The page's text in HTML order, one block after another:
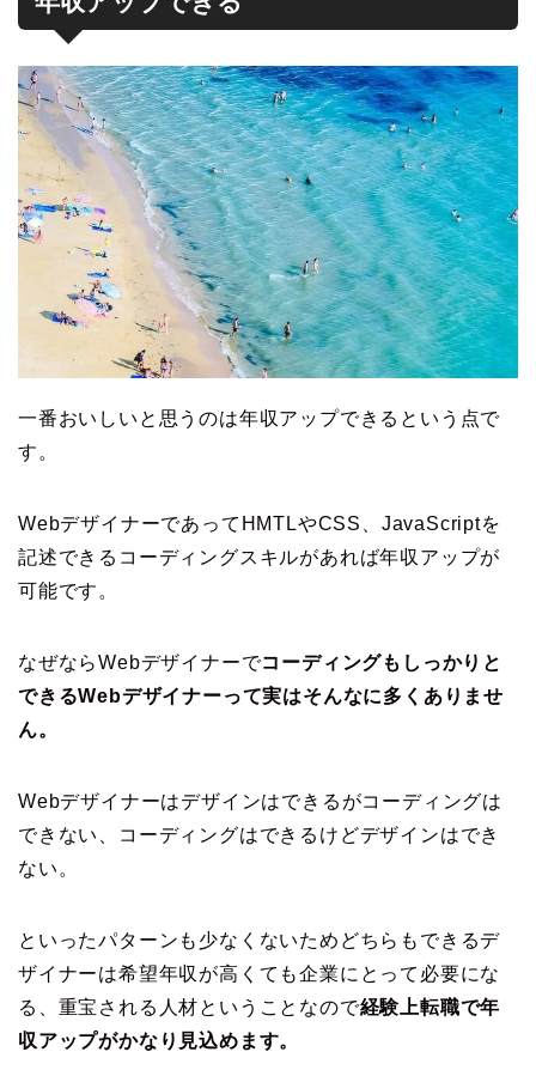
一番おいしいと思うのは年収アップできるという点で
す。
WebデザイナーであってHMTLやCSS、JavaScriptを
記述できるコーディングスキルがあれば年収アップが
可能です。
なぜならWebデザイナーでコーディングもしっかりと
できるWebデザイナーって実はそんなに多くありませ
ん。
Webデザイナーはデザインはできるがコーディングは
できない、コーディングはできるけどデザインはでき
ない。
といったパターンも少なくないためどちらもできるデ
ザイナーは希望年収が高くても企業にとって必要にな
る、重宝される人材ということなので経験上転職で年
収アップがかなり見込めます。